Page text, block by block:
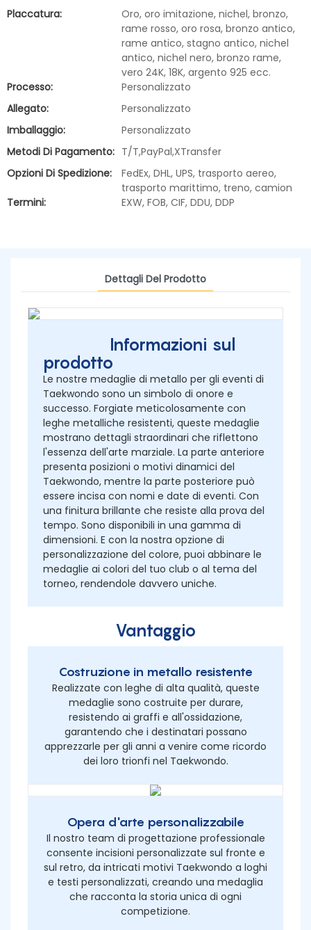
Placcatura:
Oro, oro imitazione, nichel, bronzo,
rame rosso, oro rosa, bronzo antico,
rame antico, stagno antico, nichel
antico, nichel nero, bronzo rame,
vero 24K, 18K, argento 925 ecc.
Processo:
Personalizzato
Allegato:
Personalizzato
Imballaggio:
Personalizzato
Metodi Di Pagamento: T/T,PayPal,XTransfer
Opzioni Di Spedizione:
FedEx, DHL, UPS, trasporto aereo,
trasporto marittimo, treno, camion
Termini:
EXW, FOB, CIF, DDU, DDP
Dettagli Del Prodotto
Informazioni sul
prodotto
Le nostre medaglie di metallo per gli eventi di
Taekwondo sono un simbolo di onore e
successo. Forgiate meticolosamente con
leghe metalliche resistenti, queste medaglie
mostrano dettagli straordinari che riflettono
l'essenza dell'arte marziale. La parte anteriore
presenta posizioni o motivi dinamici del
Taekwondo, mentre la parte posteriore può
essere incisa con nomi e date di eventi. Con
una finitura brillante che resiste alla prova del
tempo. Sono disponibili in una gamma di
dimensioni. E con la nostra opzione di
personalizzazione del colore, puoi abbinare le
medaglie ai colori del tuo club o al tema del
torneo, rendendole davvero uniche.
Vantaggio
Costruzione in metallo resistente
Realizzate con leghe di alta qualità, queste
medaglie sono costruite per durare,
resistendo ai graffi e all'ossidazione,
garantendo che i destinatari possano
apprezzarle per gli anni a venire come ricordo
dei loro trionfi nel Taekwondo.
Opera d'arte personalizzabile
Il nostro team di progettazione professionale
consente incisioni personalizzate sul fronte e
sul retro, da intricati motivi Taekwondo a loghi
e testi personalizzati, creando una medaglia
che racconta la storia unica di ogni
competizione.